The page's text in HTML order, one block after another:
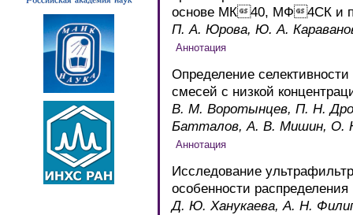
основе МК40, МФ4СК и
П. А. Юрова, Ю. А.
Определение
смесей с низкой
В. М. Воротынцев, П. Н.
Батталов, А. В. Мишин, О.
Исследование
особенности
Д. Ю. Ханукаева, А. Н.